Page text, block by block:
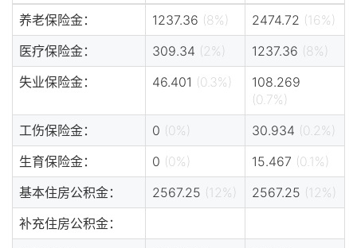
养老保险金： 1237.36 (8%) 2474.72 (16%)
医疗保险金：
309.34 (2%) 1237.36 (8%)
失业保险金：
46.401 (0.3%)
108.269
(0.7%)
工伤保险金：
0 (0%) 30.934 (0.2%)
生育保险金：
0 (0%) 15.467 (0.1%)
基本住房公积金：
2567.25 (12%) 2567.25 (12%)
补充住房公积金：